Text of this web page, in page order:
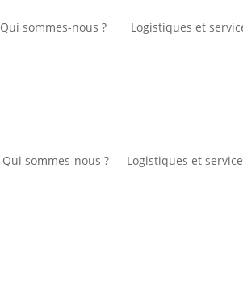
Qui sommes-nous ? Logistiques et
Qui sommes-nous ? Logistiques et